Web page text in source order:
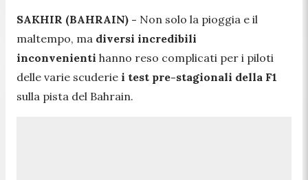
SAKHIR (BAHRAIN) - Non solo la pioggia e il
maltempo, ma diversi incredibili
inconvenienti hanno reso complicati per i piloti
delle varie scuderie i test pre-stagionali della F1
sulla pista del Bahrain.